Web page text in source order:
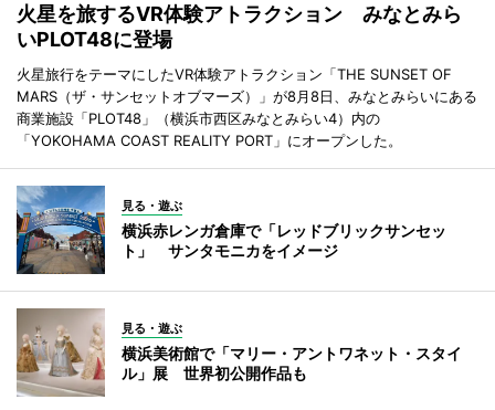
火星を旅するVR体験アトラクション みなとみら
いPLOT48に登場
火星旅行をテーマにしたVR体験アトラクション「THE SUNSET OF
MARS（ザ・サンセットオブマーズ）」が8月8日、みなとみらいにある
商業施設「PLOT48」（横浜市西区みなとみらい4）内の
「YOKOHAMA COAST REALITY PORT」にオープンした。
見る・遊ぶ
横浜赤レンガ倉庫で「レッドブリックサンセッ
ト」 サンタモニカをイメージ
見る・遊ぶ
横浜美術館で「マリー・アントワネット・スタイ
ル」展 世界初公開作品も